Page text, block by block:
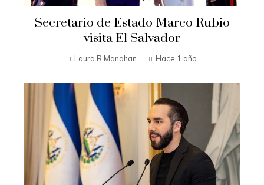
Secretario de Estado Marco Rubio
visita El Salvador
Laura R Manahan Hace 1 año